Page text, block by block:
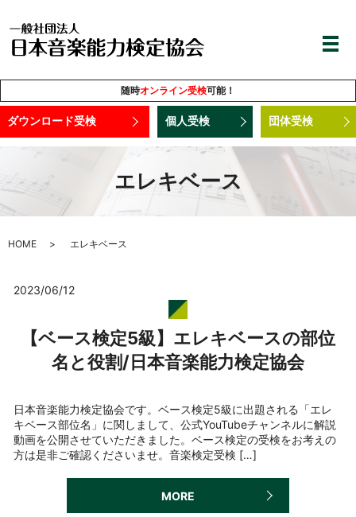
随時オンライン受検可能！
ダウンロード受検 個人受検 団体受検
エレキベース
HOME エレキベース
2023/06/12
【ベース検定5級】エレキベースの部位
名と役割/日本音楽能力検定協会
日本音楽能力検定協会です。ベース検定5級に出題される「エレ
キベース部位名」に関しまして、公式YouTubeチャンネルに解説
動画を公開させていただきました。ベース検定の受検をお考えの
方は是非ご確認くださいませ。音楽検定受検 […]
MORE